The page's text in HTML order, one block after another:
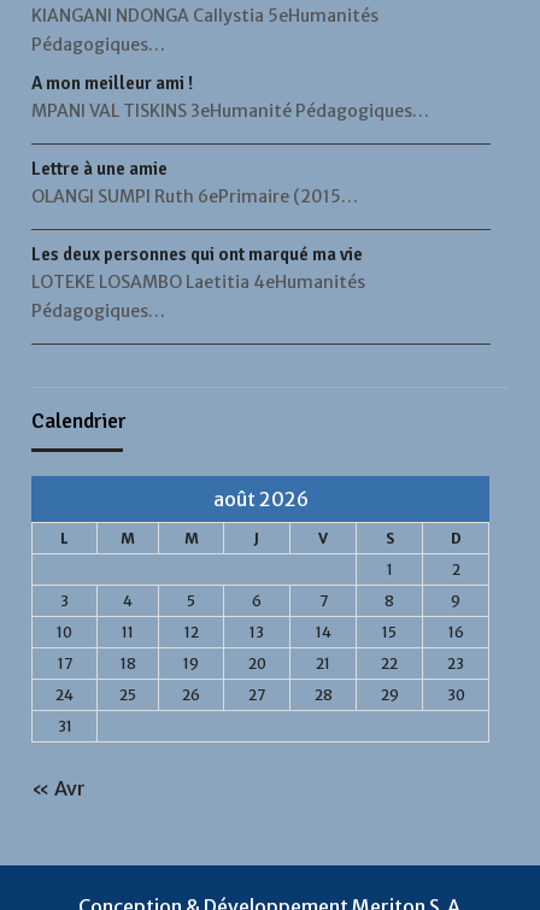
KIANGANI NDONGA Callystia 5eHumanités
Pédagogiques…
A mon meilleur ami !
MPANI VAL TISKINS 3eHumanité Pédagogiques…
Lettre à une amie
OLANGI SUMPI Ruth 6ePrimaire (2015…
Les deux personnes qui ont marqué ma vie
LOTEKE LOSAMBO Laetitia 4eHumanités
Pédagogiques…
Calendrier
août 2026
L M M J V S
D
1
2
3
4 5 6 7 8
9
10
11 12 13 14 15
16
17
18 19 20 21 22
23
24
25 26 27 28 29
30
31
« Avr